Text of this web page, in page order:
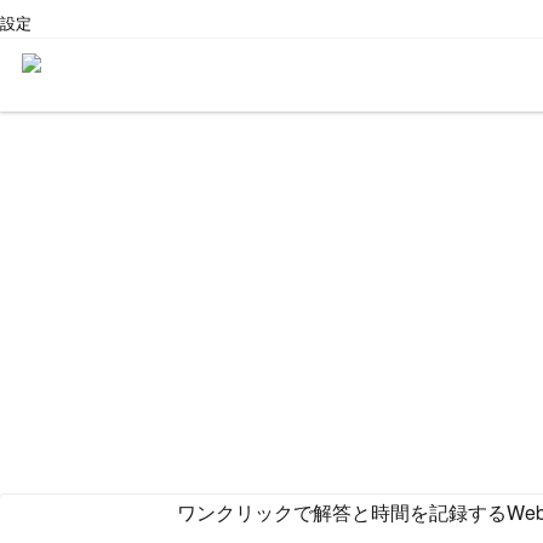
設定
ワンクリックで解答と時間を記録する